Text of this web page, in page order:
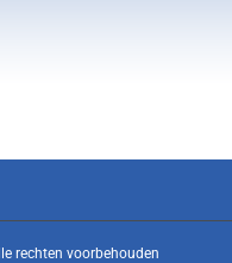
rechten voorbehouden